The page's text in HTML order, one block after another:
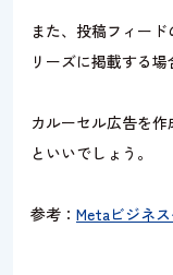
また、投稿フィー
リーズに掲載する
カルーセル広告を
といいでしょう。
参考： Metaビジネ